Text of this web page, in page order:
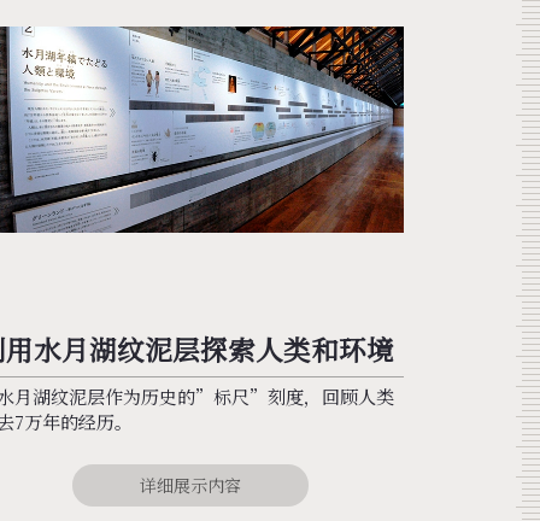
水月湖纹泥层探索人类和环境
月湖纹泥层作为历史的”标尺”刻度，回顾人类
7万年的经历。